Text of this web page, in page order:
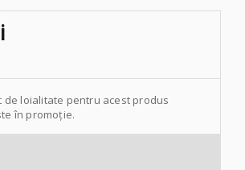
de loialitate pentru acest produs
în promoție.